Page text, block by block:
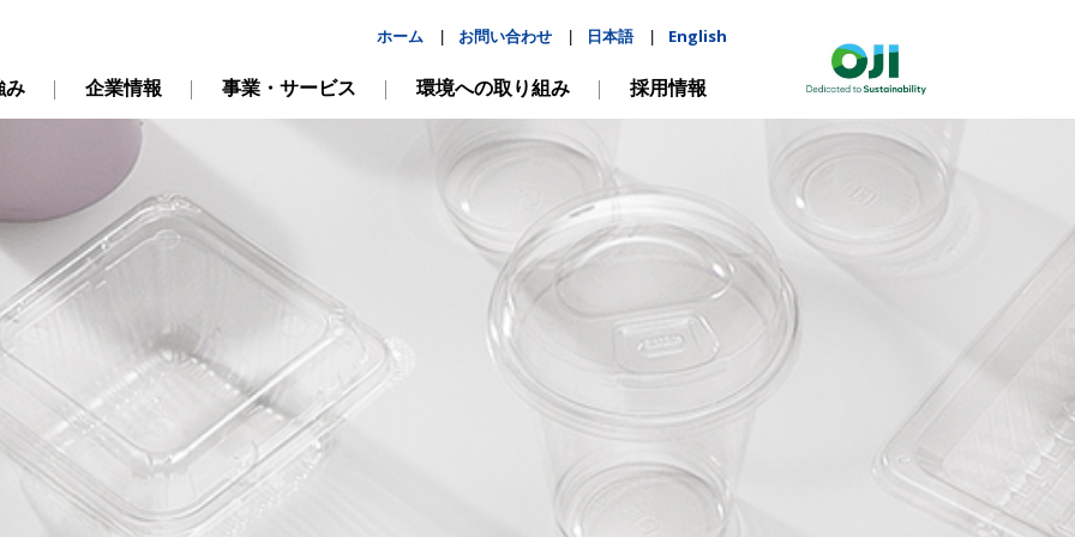
ホーム お問い合わせ 日本語 English
み 企業情報 事業・サービス 環境への取り組み 採用情報